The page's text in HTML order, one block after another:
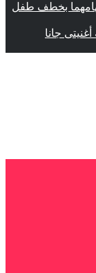
لاتهامهما بخطف طفل
جانا